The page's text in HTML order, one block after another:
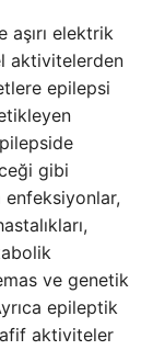
aşırı elektrik
aktivitelerden
epilepsi
gibi
ve genetik
epileptik
aktiviteler